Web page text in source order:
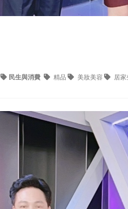
民生與消費 精品 美妝美容 居